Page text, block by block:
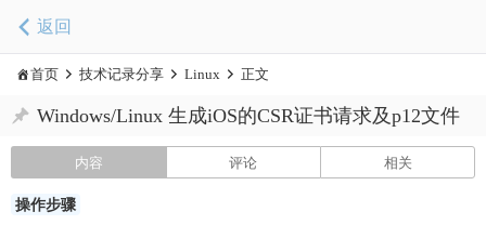
返回
首页 技术记录分享 Linux 正文
Windows/Linux 生成iOS的CSR证书请求及p12文件
内容 评论 相关
操作步骤